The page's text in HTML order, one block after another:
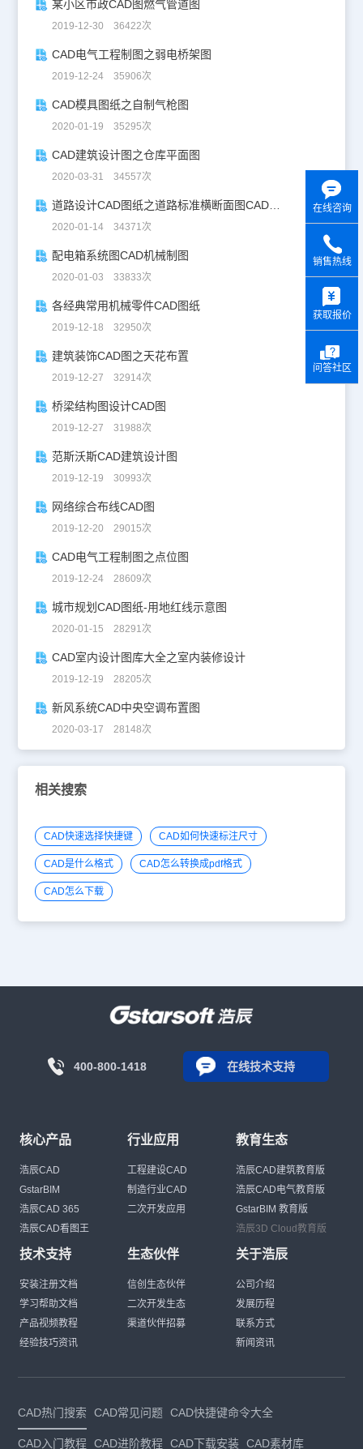
某小区市政CAD图燃气管道图
2019-12-30 36422次
CAD电气工程制图之弱电桥架图
2019-12-24 35906次
CAD模具图纸之自制气枪图
2020-01-19 35295次
CAD建筑设计图之仓库平面图
2020-03-31 34557次
道路设计CAD图纸之道路标准横断面图CAD图纸
2020-01-14 34371次
配电箱系统图CAD机械制图
2020-01-03 33833次
各经典常用机械零件CAD图纸
2019-12-18 32950次
建筑装饰CAD图之天花布置
2019-12-27 32914次
桥梁结构图设计CAD图
2019-12-27 31988次
范斯沃斯CAD建筑设计图
2019-12-19 30993次
网络综合布线CAD图
2019-12-20 29015次
CAD电气工程制图之点位图
2019-12-24 28609次
城市规划CAD图纸-用地红线示意图
2020-01-15 28291次
CAD室内设计图库大全之室内装修设计
2019-12-19 28205次
新风系统CAD中央空调布置图
2020-03-17 28148次
相关搜索
CAD快速选择快捷键 CAD如何快速标注尺寸
CAD是什么格式 CAD怎么转换成pdf格式
CAD怎么下载
400-800-1418 在线技术支持
核心产品
浩辰CAD
GstarBIM
浩辰CAD 365
浩辰CAD看图王
行业应用
工程建设CAD
制造行业CAD
二次开发应用
教育生态
浩辰CAD建筑教育版
浩辰CAD电气教育版
GstarBIM 教育版
浩辰3D Cloud教育版
技术支持
安装注册文档
学习帮助文档
产品视频教程
经验技巧资讯
生态伙伴
信创生态伙伴
二次开发生态
渠道伙伴招募
关于浩辰
公司介绍
发展历程
联系方式
新闻资讯
CAD热门搜索 CAD常见问题 CAD快捷键命令大全
CAD入门教程 CAD进阶教程 CAD下载安装 CAD素材库
在线咨询
销售热线
获取报价
问答社区